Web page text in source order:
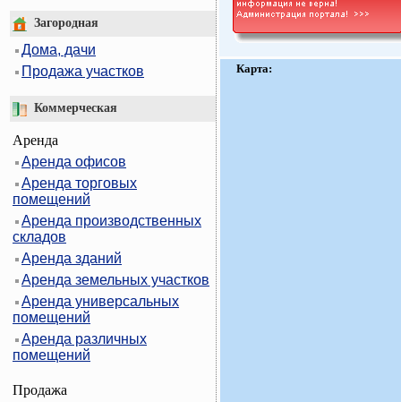
Загородная
Дома, дачи
Продажа участков
Коммерческая
Аренда
Аренда офисов
Аренда торговых
помещений
Аренда производственных
складов
Аренда зданий
Аренда земельных участков
Аренда универсальных
помещений
Аренда различных
помещений
Продажа
Карта: